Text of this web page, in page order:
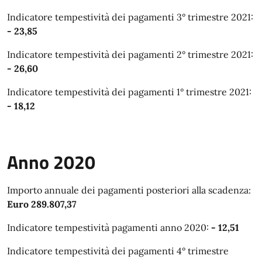
Indicatore tempestività dei pagamenti 3° trimestre 2021:
- 23,85
Indicatore tempestività dei pagamenti 2° trimestre 2021:
- 26,60
Indicatore tempestività dei pagamenti 1° trimestre 2021:
- 18,12
Anno 2020
Importo annuale dei pagamenti posteriori alla scadenza:
Euro 289.807,37
Indicatore tempestività pagamenti anno 2020: - 12,51
Indicatore tempestività dei pagamenti 4° trimestre